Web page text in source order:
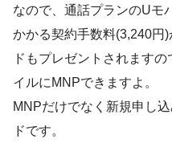
なので、通話プランのUモ
かかる契約手数料(3,240円
ドもプレゼントされます
イルにMNPできますよ。
MNPだけでなく新規申し
ドです。